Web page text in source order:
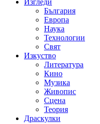
Изгледи
България
Европа
Наука
Технологии
Свят
Изкуство
Литература
Кино
Музика
Живопис
Сцена
Теория
Драскулки